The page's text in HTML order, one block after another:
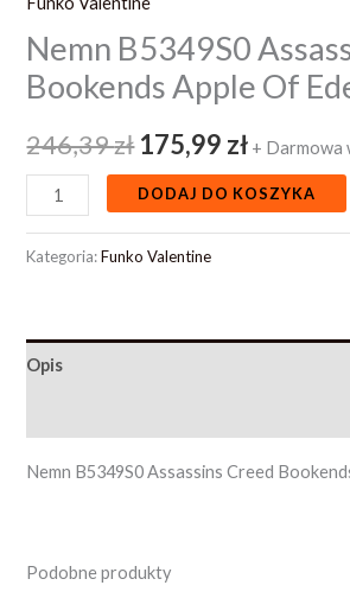
Nemn B5349S0
Bookends Apple Of
246,39zł 175,99 zł + Darmowa
DODAJ DO KOSZYKA
Kategoria:Funko Valentine
Opis
Nemn B5349S0 Assassins Creed
Podobne produkty